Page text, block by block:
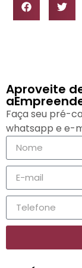
Aproveite
Faça seu pré-
whatsapp e e-